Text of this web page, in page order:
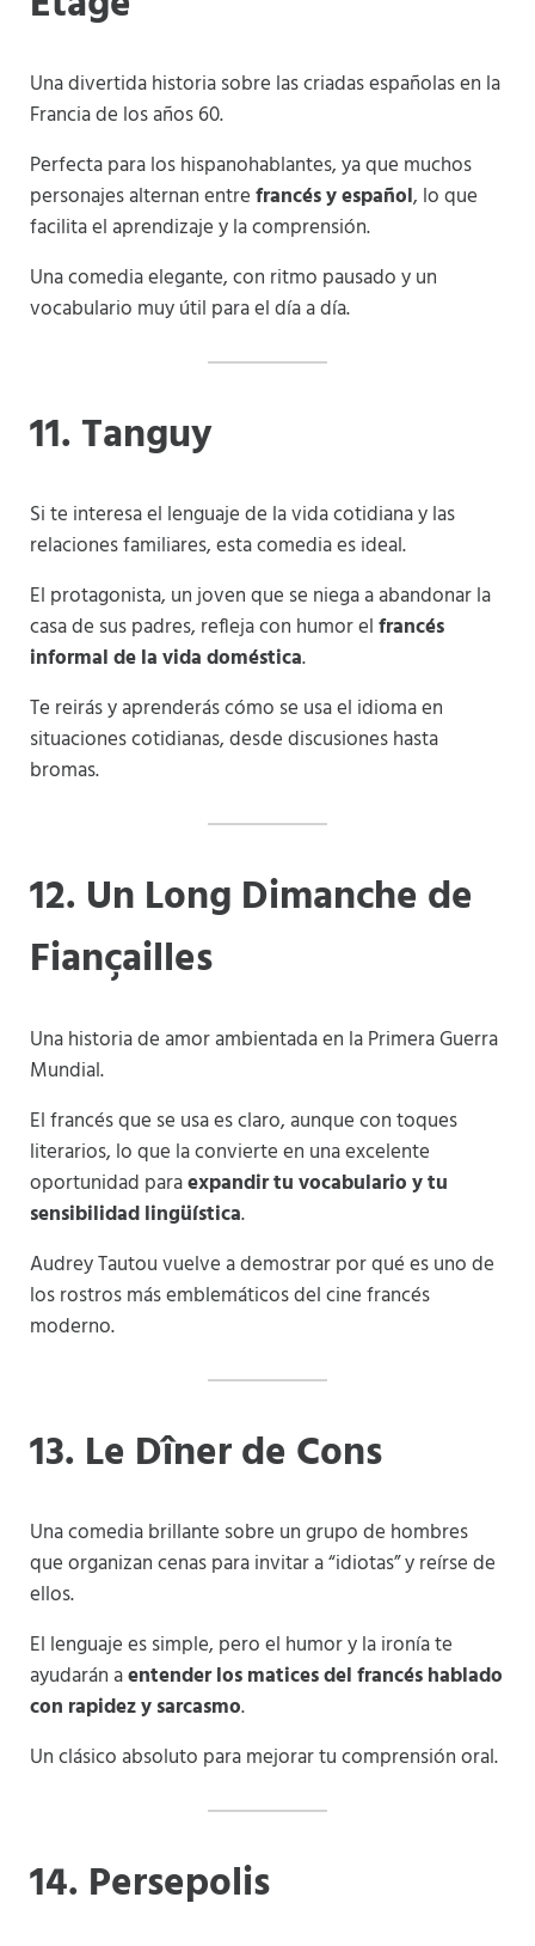
Una divertida historia sobre las criadas españolas en la
Francia de los años 60.
Perfecta para los hispanohablantes, ya que muchos
personajes alternan entrefrancés y español, lo que
facilita el aprendizaje y la comprensión.
Una comedia elegante, con ritmo pausado y un
vocabulario muy útil para el día a día.
11. Tanguy
Si te interesa el lenguaje de la vida cotidiana y las
relaciones familiares, esta comedia es ideal.
El protagonista, un joven que se niega a abandonar la
casa de sus padres, refleja con humor elfrancés
informal de la vida doméstica.
Te reirás y aprenderás cómo se usa el idioma en
situaciones cotidianas, desde discusiones hasta
bromas.
12. Un Long Dimanche de
Fiançailles
Una historia de amor ambientada en la Primera Guerra
Mundial.
El francés que se usa es claro, aunque con toques
literarios, lo que la convierte en una excelente
oportunidad paraexpandir tu vocabulario y tu
sensibilidad lingüística.
Audrey Tautou vuelve a demostrar por qué es uno de
los rostros más emblemáticos del cine francés
moderno.
13. Le Dîner de Cons
Una comedia brillante sobre un grupo de hombres
que organizan cenas para invitar a “idiotas” y reírse de
ellos.
El lenguaje es simple, pero el humor y la ironía te
ayudarán aentender los matices del francés hablado
con rapidez y sarcasmo.
Un clásico absoluto para mejorar tu comprensión oral.
14. Persepolis